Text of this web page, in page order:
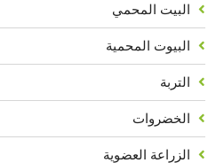
البيت المحمي
البيوت المحمية
التربة
الخضروات
الزراعة العضوية